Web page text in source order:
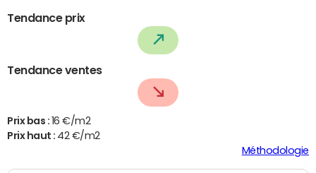
Tendance prix
Tendance ventes
Prix bas : 16 €/m2
Prix haut : 42 €/m2
Méthodologie